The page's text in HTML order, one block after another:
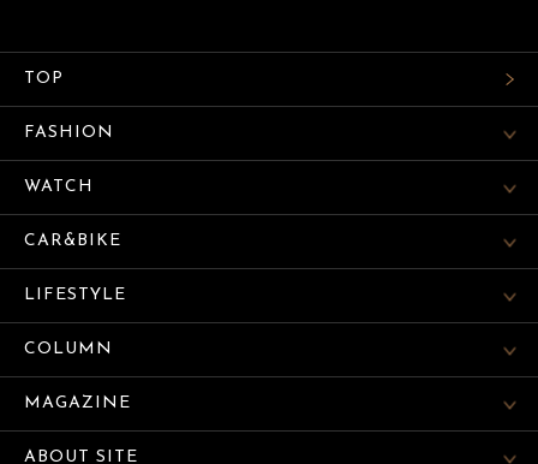
TOP
FASHION
WATCH
CAR&BIKE
LIFESTYLE
COLUMN
MAGAZINE
ABOUT SITE